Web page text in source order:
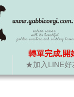
★加入LINE好
轉單完成,開